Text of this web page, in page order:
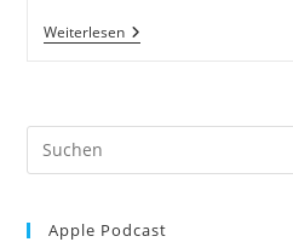
WeiterlesenEntdecke
Die
Mit
Beeindruckende
Apple Podcast